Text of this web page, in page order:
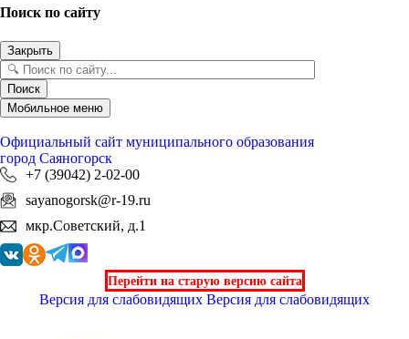
Поиск по сайту
Закрыть
Поиск
Мобильное меню
Официальный сайт муниципального образования
город Саяногорск
+7 (39042) 2-02-00
sayanogorsk@r-19.ru
мкр.Советский, д.1
Перейти на старую версию сайта
Версия для слабовидящих Версия для слабовидящих